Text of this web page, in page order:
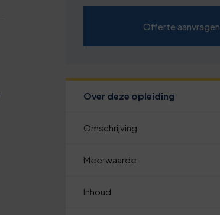
Offerte aanvragen
Over deze opleiding
Omschrijving
Meerwaarde
Inhoud